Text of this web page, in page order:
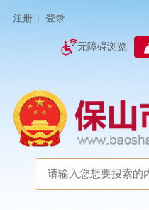
注册 登录
无障碍浏览